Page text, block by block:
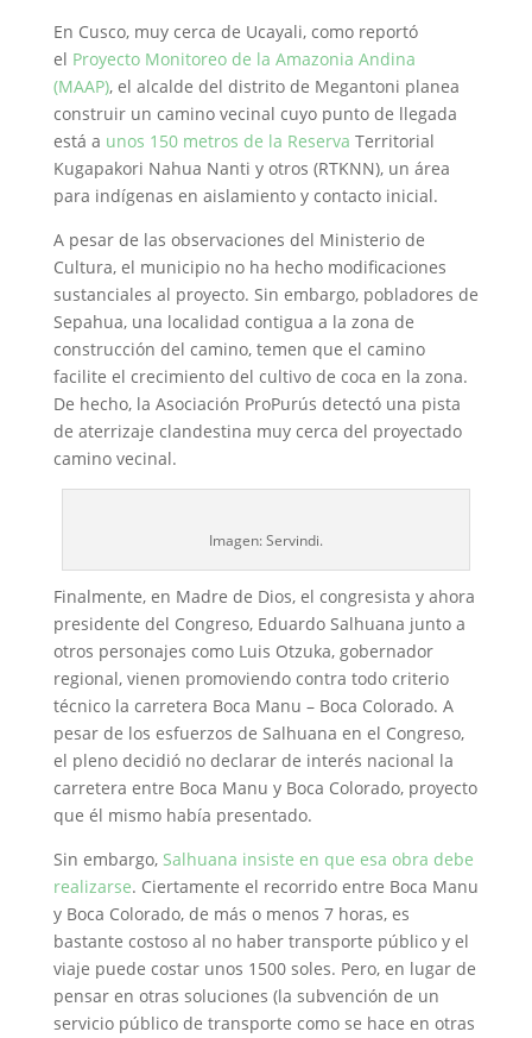
En Cusco, muy cerca de Ucayali, como reportó
el Proyecto Monitoreo de la Amazonia Andina
(MAAP), el alcalde del distrito de Megantoni planea
construir un camino vecinal cuyo punto de llegada
está a unos 150 metros de la Reserva Territorial
Kugapakori Nahua Nanti y otros (RTKNN), un área
para indígenas en aislamiento y contacto inicial.
A pesar de las observaciones del Ministerio de
Cultura, el municipio no ha hecho modificaciones
sustanciales al proyecto. Sin embargo, pobladores de
Sepahua, una localidad contigua a la zona de
construcción del camino, temen que el camino
facilite el crecimiento del cultivo de coca en la zona.
De hecho, la Asociación ProPurús detectó una pista
de aterrizaje clandestina muy cerca del proyectado
camino vecinal.
Imagen: Servindi.
Finalmente, en Madre de Dios, el congresista y ahora
presidente del Congreso, Eduardo Salhuana junto a
otros personajes como Luis Otzuka, gobernador
regional, vienen promoviendo contra todo criterio
técnico la carretera Boca Manu – Boca Colorado. A
pesar de los esfuerzos de Salhuana en el Congreso,
el pleno decidió no declarar de interés nacional la
carretera entre Boca Manu y Boca Colorado, proyecto
que él mismo había presentado.
Sin embargo, Salhuana insiste en que esa obra debe
realizarse. Ciertamente el recorrido entre Boca Manu
y Boca Colorado, de más o menos 7 horas, es
bastante costoso al no haber transporte público y el
viaje puede costar unos 1500 soles. Pero, en lugar de
pensar en otras soluciones (la subvención de un
servicio público de transporte como se hace en otras